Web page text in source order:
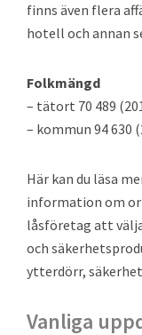
finns även flera
hotell och annan
Folkmängd
– tätort 70 489
– kommun 94 630
Här kan du läsa
information om
låsföretag att
och
ytterdörr,
Vanliga